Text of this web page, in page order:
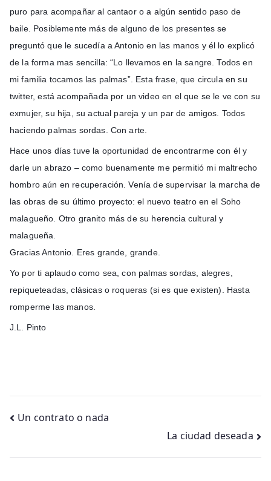
puro para acompañar al cantaor o a algún sentido paso de
baile. Posiblemente más de alguno de los presentes se
preguntó que le sucedía a Antonio en las manos y él lo explicó
de la forma mas sencilla: “Lo llevamos en la sangre. Todos en
mi familia tocamos las palmas”. Esta frase, que circula en su
twitter, está acompañada por un video en el que se le ve con su
exmujer, su hija, su actual pareja y un par de amigos. Todos
haciendo palmas sordas. Con arte.
Hace unos días tuve la oportunidad de encontrarme con él y
darle un abrazo – como buenamente me permitió mi maltrecho
hombro aún en recuperación. Venía de supervisar la marcha de
las obras de su último proyecto: el nuevo teatro en el Soho
malagueño. Otro granito más de su herencia cultural y
malagueña.
Gracias Antonio. Eres grande, grande.
Yo por ti aplaudo como sea, con palmas sordas, alegres,
repiqueteadas, clásicas o roqueras (si es que existen). Hasta
romperme las manos.
J.L. Pinto
Navegación
Un contrato o nada
La ciudad deseada